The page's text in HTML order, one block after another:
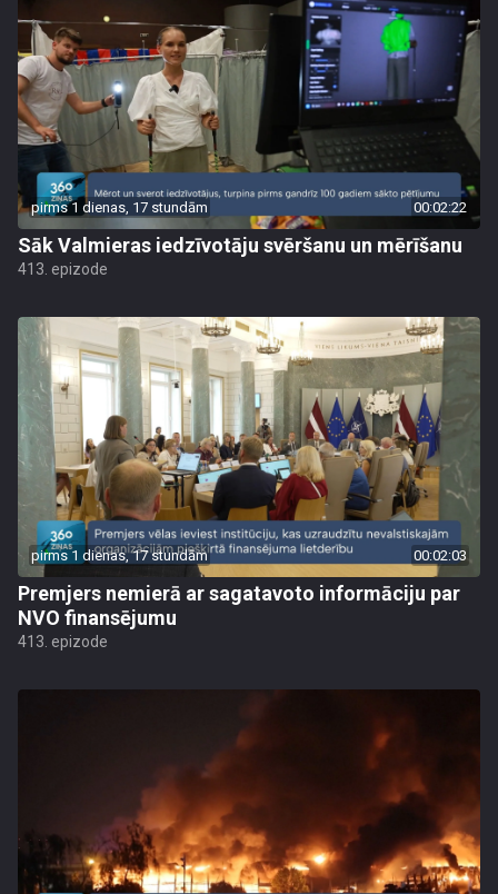
pirms 1 dienas, 17 stundām 00:02:22
Sāk Valmieras iedzīvotāju svēršanu un mērīšanu
413. epizode
pirms 1 dienas, 17 stundām 00:02:03
Premjers nemierā ar sagatavoto informāciju par
NVO finansējumu
413. epizode